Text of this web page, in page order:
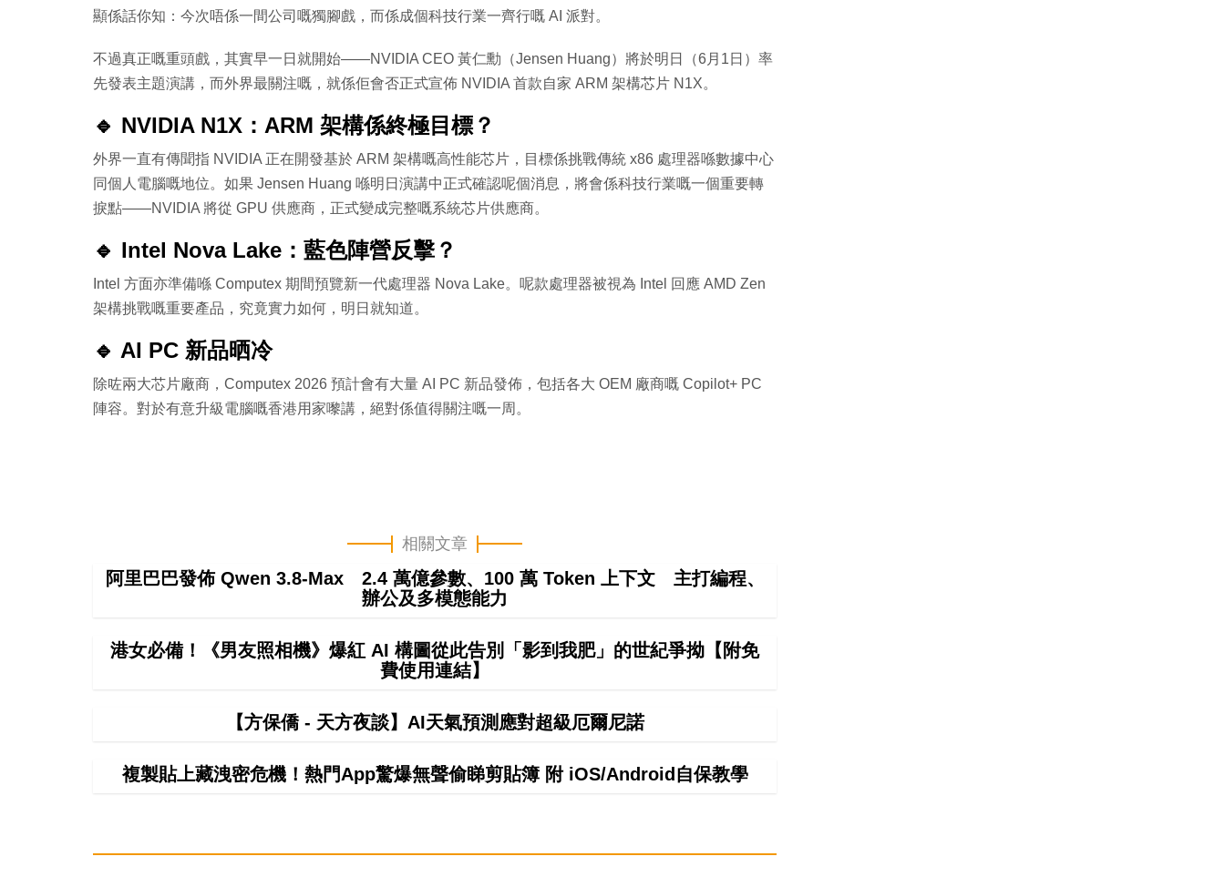
顯係話你知：今次唔係一間公司嘅獨腳戲，而係成個科技行業一齊行嘅 AI 派對。
不過真正嘅重頭戲，其實早一日就開始——NVIDIA CEO 黃仁勳（Jensen Huang）將於明日（6月1日）率
先發表主題演講，而外界最關注嘅，就係佢會否正式宣佈 NVIDIA 首款自家 ARM 架構芯片 N1X。
🔹 NVIDIA N1X：ARM 架構係終極目標？
外界一直有傳聞指 NVIDIA 正在開發基於 ARM 架構嘅高性能芯片，目標係挑戰傳統 x86 處理器喺數據中心
同個人電腦嘅地位。如果 Jensen Huang 喺明日演講中正式確認呢個消息，將會係科技行業嘅一個重要轉
捩點——NVIDIA 將從 GPU 供應商，正式變成完整嘅系統芯片供應商。
🔹 Intel Nova Lake：藍色陣營反擊？
Intel 方面亦準備喺 Computex 期間預覽新一代處理器 Nova Lake。呢款處理器被視為 Intel 回應 AMD Zen
架構挑戰嘅重要產品，究竟實力如何，明日就知道。
🔹 AI PC 新品晒冷
除咗兩大芯片廠商，Computex 2026 預計會有大量 AI PC 新品發佈，包括各大 OEM 廠商嘅 Copilot+ PC
陣容。對於有意升級電腦嘅香港用家嚟講，絕對係值得關注嘅一周。
相關文章
阿里巴巴發佈 Qwen 3.8-Max 2.4 萬億參數、100 萬 Token 上下文 主打編程、
辦公及多模態能力
港女必備！《男友照相機》爆紅 AI 構圖從此告別「影到我肥」的世紀爭拗【附免
費使用連結】
【方保僑 - 天方夜談】AI天氣預測應對超級厄爾尼諾
複製貼上藏洩密危機！熱門App驚爆無聲偷睇剪貼簿 附 iOS/Android自保教學